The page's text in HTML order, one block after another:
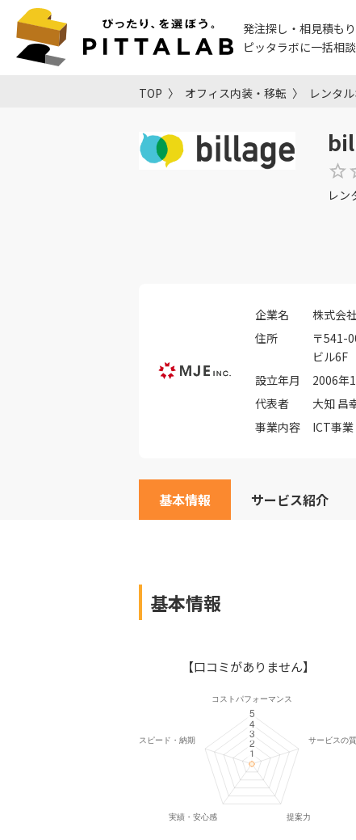
発注探し・相見積も
ピッタラボに一括相談
TOP オフィス内装・移転 レンタ
レン
企業名
株式会
住所
〒541-
ビル6F
設立年月
2006年
代表者
大知 昌
事業内容
ICT事業
基本情報 サービス紹介
基本情報
【口コミがありません】